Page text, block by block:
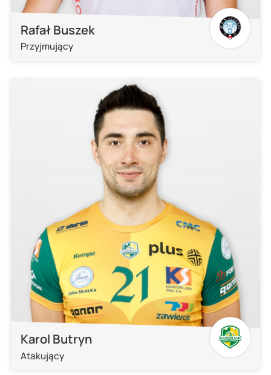
Rafał Buszek
Przyjmujący
Karol Butryn
Atakujący